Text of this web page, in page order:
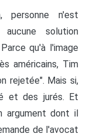
n'est
solution
qu'à l'image
américains, Tim
rejetée". Mais si,
et des jurés. Et
argument dont il
de l'avocat